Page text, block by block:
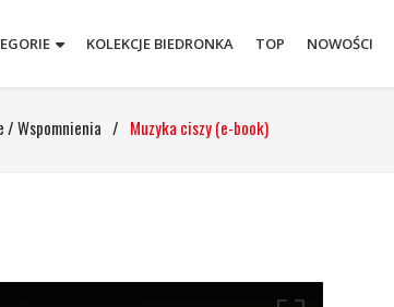
KOLEKCJE BIEDRONKA TOP NOWOŚCI
/ Wspomnienia / Muzyka ciszy (e-book)